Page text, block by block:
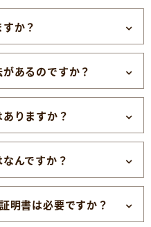
か？
あるのですか？
りますか？
んですか？
明書は必要ですか？